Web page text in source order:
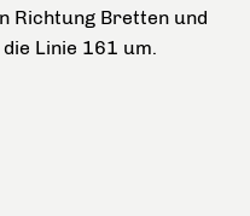
Richtung Bretten und
Linie 161 um.